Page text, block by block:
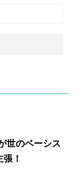
世のベーシス
！